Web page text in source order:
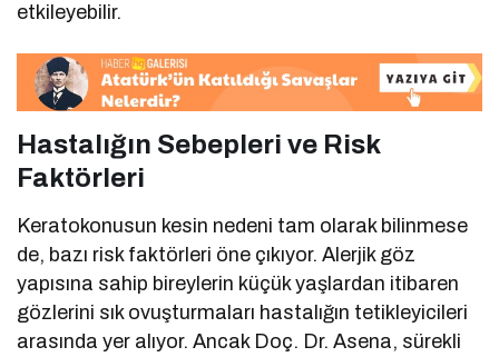
etkileyebilir.
Hastalığın Sebepleri ve Risk
Faktörleri
Keratokonusun kesin nedeni tam olarak bilinmese
de, bazı risk faktörleri öne çıkıyor. Alerjik göz
yapısına sahip bireylerin küçük yaşlardan itibaren
gözlerini sık ovuşturmaları hastalığın tetikleyicileri
arasında yer alıyor. Ancak Doç. Dr. Asena, sürekli